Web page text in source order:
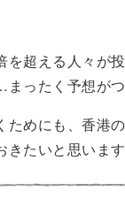
超える人々が
ったく予想がつ
めにも、香港
たいと思います